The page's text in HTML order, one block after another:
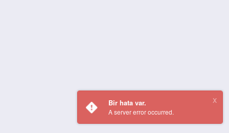
Bir hata var.
A server error occurred.